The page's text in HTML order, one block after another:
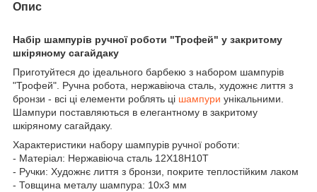
Опис
Набір шампурів ручної роботи "Трофей" у закритому
шкіряному сагайдаку
Приготуйтеся до ідеального барбекю з набором шампурів
"Трофей". Ручна робота, нержавіюча сталь, художнє лиття з
бронзи - всі ці елементи роблять ці шампури унікальними.
Шампури поставляються в елегантному в закритому
шкіряному сагайдаку.
Характеристики набору шампурів ручної роботи:
- Матеріал: Нержавіюча сталь 12Х18Н10Т
- Ручки: Художнє лиття з бронзи, покрите теплостійким лаком
- Товщина металу шампура: 10х3 мм